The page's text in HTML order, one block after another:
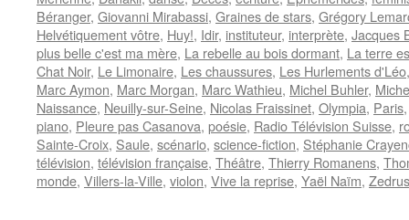
Béranger, Giovanni Mirabassi, Graines de stars, Grégory
Helvétiquement vôtre, Huy!, Idir, instituteur, interprète, Jacques
plus belle c'est ma mère, La rebelle au bois dormant, La terre
Chat Noir, Le Limonaire, Les chaussures, Les Hurlements d'Léo
Marc Aymon, Marc Morgan, Marc Wathieu, Michel Buhler,
Naissance, Neuilly-sur-Seine, Nicolas Fraissinet, Olympia, Paris
piano, Pleure pas Casanova, poésie, Radio Télévision Suisse,
Sainte-Croix, Saule, scénario, science-fiction, Stéphanie
télévision, télévision française, Théâtre, Thierry Romanens,
monde, Villers-la-Ville, violon, Vive la reprise, Yaël Naïm, Zedrus